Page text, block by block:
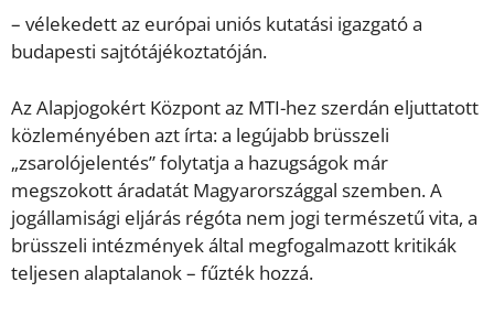
– vélekedett az európai uniós kutatási igazgató a
budapesti sajtótájékoztatóján.
Az Alapjogokért Központ az MTI-hez szerdán eljuttatott
közleményében azt írta: a legújabb brüsszeli
„zsarolójelentés” folytatja a hazugságok már
megszokott áradatát Magyarországgal szemben. A
jogállamisági eljárás régóta nem jogi természetű vita, a
brüsszeli intézmények által megfogalmazott kritikák
teljesen alaptalanok – fűzték hozzá.